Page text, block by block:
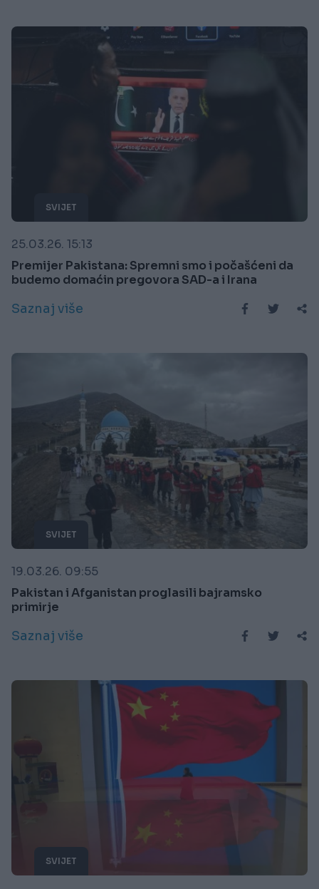
SVIJET
25.03.26. 15:13
Premijer Pakistana: Spremni smo i počašćeni da
budemo domaćin pregovora SAD-a i Irana
Saznaj više
SVIJET
19.03.26. 09:55
Pakistan i Afganistan proglasili bajramsko
primirje
Saznaj više
SVIJET